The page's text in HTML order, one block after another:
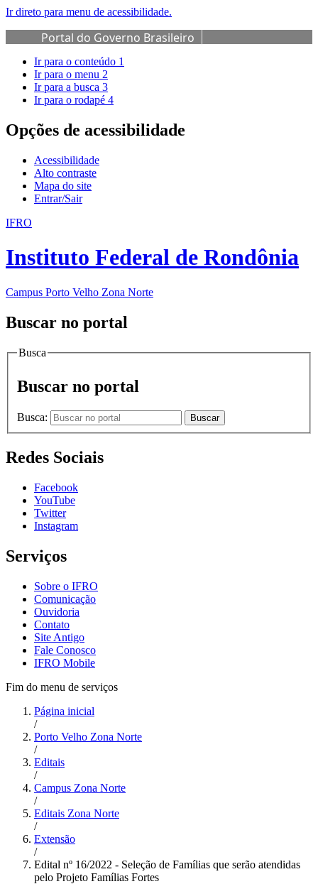
Ir direto para menu de acessibilidade.
Portal do Governo Brasileiro
Ir para o conteúdo 1
Ir para o menu 2
Ir para a busca 3
Ir para o rodapé 4
Opções de acessibilidade
Acessibilidade
Alto contraste
Mapa do site
Entrar/Sair
IFRO
Instituto Federal de Rondônia
Campus Porto Velho Zona Norte
Buscar no portal
Busca
Buscar no portal
Busca: Buscar
Redes Sociais
Facebook
YouTube
Twitter
Instagram
Serviços
Sobre o IFRO
Comunicação
Ouvidoria
Contato
Site Antigo
Fale Conosco
IFRO Mobile
Fim do menu de serviços
Página inicial
/
Porto Velho Zona Norte
/
Editais
/
Campus Zona Norte
/
Editais Zona Norte
/
Extensão
/
Edital nº 16/2022 - Seleção de Famílias que serão atendidas
pelo Projeto Famílias Fortes